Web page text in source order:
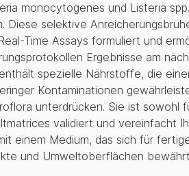
monocytogenes und Listeria
Diese selektive
Time Assays formuliert und
Ergebnisse am
spezielle Nährstoffe, die
Kontaminationen
unterdrücken. Sie ist sowohl
validiert und vereinfacht
einem Medium, das sich für
und Umweltoberflächen